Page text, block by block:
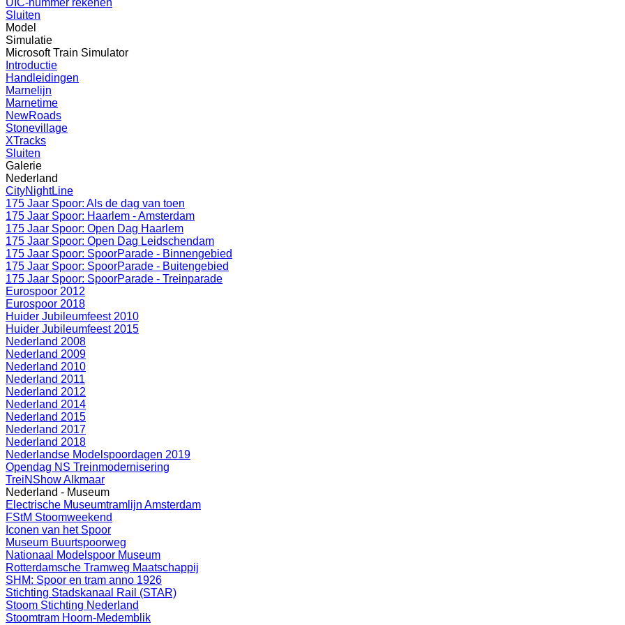
UIC-nummer rekenen
Sluiten
Model
Simulatie
Microsoft Train Simulator
Introductie
Handleidingen
Marnelijn
Marnetime
NewRoads
Stonevillage
XTracks
Sluiten
Galerie
Nederland
CityNightLine
175 Jaar Spoor: Als de dag van toen
175 Jaar Spoor: Haarlem - Amsterdam
175 Jaar Spoor: Open Dag Haarlem
175 Jaar Spoor: Open Dag Leidschendam
175 Jaar Spoor: SpoorParade - Binnengebied
175 Jaar Spoor: SpoorParade - Buitengebied
175 Jaar Spoor: SpoorParade - Treinparade
Eurospoor 2012
Eurospoor 2018
Huider Jubileumfeest 2010
Huider Jubileumfeest 2015
Nederland 2008
Nederland 2009
Nederland 2010
Nederland 2011
Nederland 2012
Nederland 2014
Nederland 2015
Nederland 2017
Nederland 2018
Nederlandse Modelspoordagen 2019
Opendag NS Treinmodernisering
TreiNShow Alkmaar
Nederland - Museum
Electrische Museumtramlijn Amsterdam
FStM Stoomweekend
Iconen van het Spoor
Museum Buurtspoorweg
Nationaal Modelspoor Museum
Rotterdamsche Tramweg Maatschappij
SHM: Spoor en tram anno 1926
Stichting Stadskanaal Rail (STAR)
Stoom Stichting Nederland
Stoomtram Hoorn-Medemblik